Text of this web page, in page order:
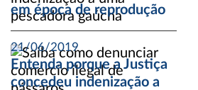
em época de reprodução
21/06/2019
Entenda porque a Justiça
concedeu indenização a